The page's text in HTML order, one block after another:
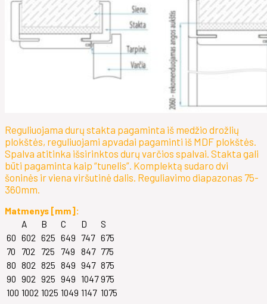
Reguliuojama durų stakta pagaminta iš medžio drožlių
plokštės, reguliuojami apvadai pagaminti iš MDF plokštės.
Spalva atitinka išsirinktos durų varčios spalvai. Stakta gali
būti pagaminta kaip “tunelis”. Komplektą sudaro dvi
šoninės ir viena viršutinė dalis. Reguliavimo diapazonas 75-
360mm.
Matmenys [mm]:
A
B C D
S
60 602 625 649 747 675
70
702 725 749 847 775
80 802 825 849 947 875
90 902 925 949 1047 975
100 1002 1025 1049 1147 1075